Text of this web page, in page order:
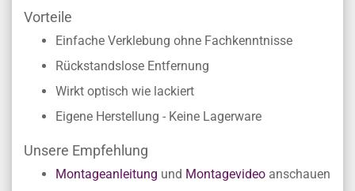
Vorteile
Einfache Verklebung ohne Fachkenntnisse
Rückstandslose Entfernung
Wirkt optisch wie lackiert
Eigene Herstellung - Keine Lagerware
Unsere Empfehlung
Montageanleitung und Montagevideo anschauen